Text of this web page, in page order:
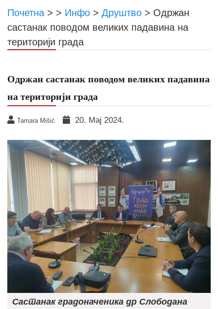
Почетна > > Инфо > Друштво > Одржан
састанак поводом великих падавина на
територији града
Одржан састанак поводом великих падавина
на територији града
Tamara Mišić 20. Мај 2024.
Састанак градоначеника др Слободана